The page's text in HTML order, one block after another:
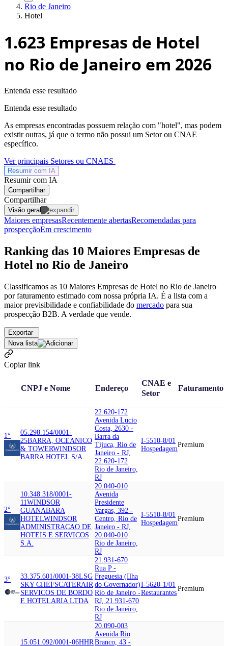
Rio de Janeiro
Hotel
1.623 Empresas de Hotel
no Rio de Janeiro em 2026
Entenda esse resultado
Entenda esse resultado
As empresas encontradas possuem relação com "hotel", mas podem
existir outras, já que o termo não possui um Setor ou CNAE
específico.
Ver principais Setores ou CNAES
Resumir com IA
Resumir com IA
Compartilhar
Compartilhar
Visão geral
Maiores empresasRecentemente abertasRecomendadas para
prospecçãoEm crescimento
Ranking das 10 Maiores Empresas de
Hotel no Rio de Janeiro
Classificamos as 10 Maiores Empresas de Hotel no Rio de Janeiro
por faturamento estimado com nossa própria IA. É a lista com a
maior previsibilidade e confiabilidade do mercado para sua
prospecção B2B. A verdade que vende.
Exportar
Nova lista
Copiar link
CNPJ e Nome Endereço
CNAE e
Setor
Faturamento
1°
05.298.154/0001-
25BARRA, OCEANICO
& TOWERWINDSOR
BARRA HOTEL S/A
22.620-172
Avenida Lucio
Costa, 2630 -
Barra da
Tijuca, Rio de
Janeiro - RJ,
22.620-172
Rio de Janeiro,
RJ
I-5510-8/01
Hospedagem
Premium
2°
10.348.318/0001-
11WINDSOR
GUANABARA
HOTELWINDSOR
ADMINISTRACAO DE
HOTEIS E SERVICOS
S.A.
20.040-010
Avenida
Presidente
Vargas, 392 -
Centro, Rio de
Janeiro - RJ,
20.040-010
Rio de Janeiro,
RJ
I-5510-8/01
Hospedagem
Premium
3° 33.375.601/0001-38LSG
SKY CHEFSCATERAIR
SERVICOS DE BORDO
E HOTELARIA LTDA
21.931-670
Rua P -
Freguesia (Ilha
do Governador)
Rio de Janeiro -
RJ, 21.931-670
Rio de Janeiro,
RJ
I-5620-1/01
Restaurantes
Premium
15.051.092/0001-06HHR
20.090-003
Avenida Rio
Branco, 43 -